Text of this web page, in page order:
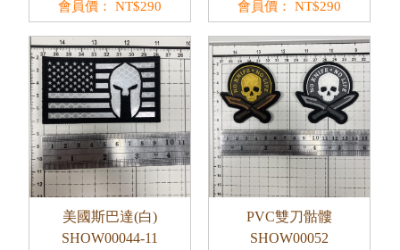
會員價：
NT$290
會員價：
NT$290
美國斯巴達(白)
SHOW00044-11
PVC雙刀骷髏
SHOW00052